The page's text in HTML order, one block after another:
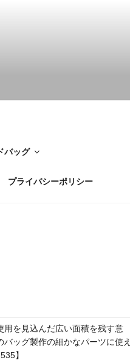
バッグ
プライバシーポリシー
用を見込んだ広い面積を残す意
バッグ製作の細かなパーツに使え
】